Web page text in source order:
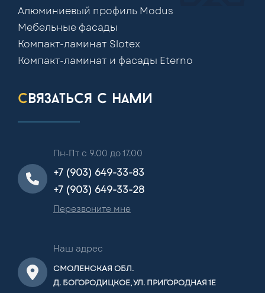
Алюминиевый профиль Modus
Мебельные фасады
Компакт-ламинат Slotex
Компакт-ламинат и фасады Eterno
связаться с нами
Пн-Пт с 9.00 до 17.00
+7 (903) 649-33-83
+7 (903) 649-33-28
Перезвоните мне
Наш адрес
СМОЛЕНСКАЯ ОБЛ.
Д. БОГОРОДИЦКОЕ, УЛ. ПРИГОРОДНАЯ 1Е